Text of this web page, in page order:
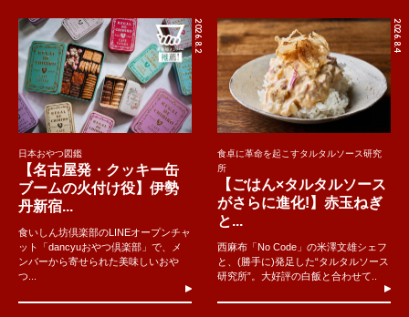
2026.8.2
日本おやつ図鑑
【名古屋発・クッキー缶
ブームの火付け役】伊勢
丹新宿...
食いしん坊倶楽部のLINEオープンチャ
ット「dancyuおやつ倶楽部」で、メ
ンバーから寄せられた美味しいおや
つ...
2026.8.4
食卓に革命を起こすタルタルソース研究
所
【ごはん×タルタルソース
がさらに進化!】赤玉ねぎ
と...
西麻布「No Code」の米澤文雄シェフ
と、(勝手に)発足した“タルタルソース
研究所”。大好評の白飯と合わせて..